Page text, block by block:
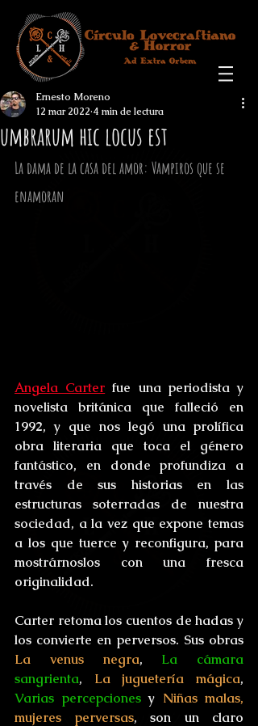
umbrarum hic locus est
Ernesto Moreno
12 mar 2022 4 min de lectura
La dama de la casa del amor: Vampiros que se
enamoran
Angela Carter fue una periodista y
novelista británica que falleció en
1992, y que nos legó una prolífica
obra literaria que toca el género
fantástico, en donde profundiza a
través de sus historias en las
estructuras soterradas de nuestra
sociedad, a la vez que expone temas
a los que tuerce y reconfigura, para
mostrárnoslos con una fresca
originalidad.
Carter retoma los cuentos de hadas y
La venus negra, La cámara
sangrienta, La juguetería mágica
Varias percepciones y Niñas malas,
mujeres perversas, son un claro